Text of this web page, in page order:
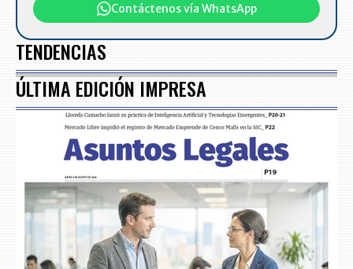
Contáctenos vía WhatsApp
TENDENCIAS
ÚLTIMA EDICIÓN IMPRESA